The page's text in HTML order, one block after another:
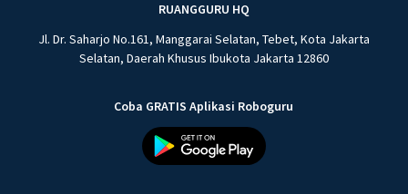
RUANGGURU HQ
Jl. Dr. Saharjo No.161, Manggarai Selatan, Tebet, Kota Jakarta
Selatan, Daerah Khusus Ibukota Jakarta 12860
Coba GRATIS Aplikasi Roboguru